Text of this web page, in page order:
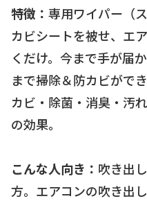
特徴： 専用ワイパー（
カビシートを被せ、エ
くだけ。今まで手が届
まで掃除＆防カビがで
カビ・除菌・消臭・汚
の効果。
こんな人向き： 吹き出
方。エアコンの吹き出